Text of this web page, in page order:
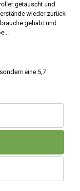
getauscht und
wieder zurück
gehabt und
eine 5,7